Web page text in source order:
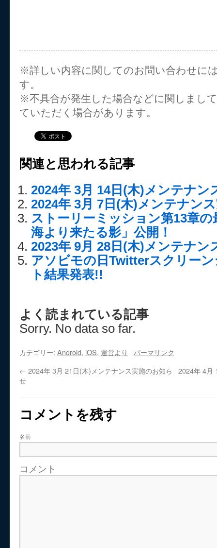
※詳しい内容に関してのお問い合わせに
す。
※不具合が発生した場合などに関しまし
ていただく場合があります。
関連と思われる記事
2024年 3月 14日(木)メンテナン
2024年 3月 7日(木)メンテナン
ストーリーミッション第13章
海より来たる影」公開！
2023年 9月 28日(木)メンテナン
アソビモの日Twitterスクリー
ト結果発表!!
よく読まれている記事
Sorry. No data so far.
カテゴリー: Android, iOS, 運営より
パーマリンク
← 2024年 3月 21日(木)メンテナンス実施のお知ら
せ
2024年 4月
コメントを残す
名前
コメント